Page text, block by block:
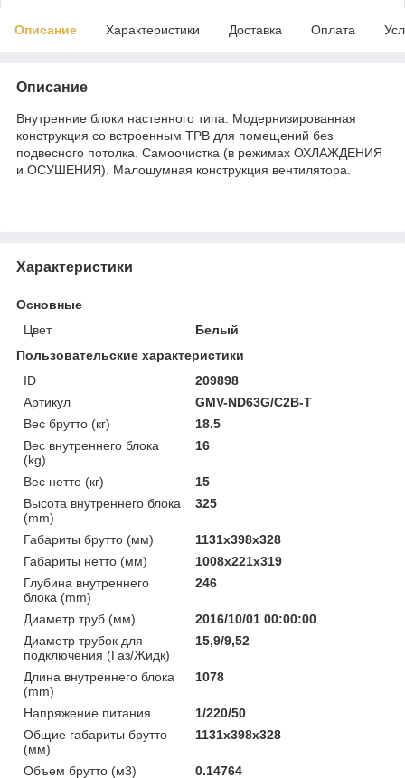
Описание Характеристики Доставка Оплата
Описание
Внутренние блоки настенного типа. Модернизированная
конструкция со встроенным ТРВ для помещений без
подвесного потолка. Самоочистка (в режимах ОХЛАЖДЕНИЯ
и ОСУШЕНИЯ). Малошумная конструкция вентилятора.
Характеристики
Основные
Цвет
Белый
Пользовательские характеристики
ID
209898
Артикул
GMV-ND63G/C2B-T
Вес брутто (кг)
18.5
Вес внутреннего блока
(kg)
16
Вес нетто (кг)
15
Высота внутреннего блока
(mm)
325
Габариты брутто (мм)
1131x398x328
Габариты нетто (мм)
1008x221x319
Глубина внутреннего
блока (mm)
246
Диаметр труб (мм)
2016/10/01 00:00:00
Диаметр трубок для
подключения (Газ/Жидк)
15,9/9,52
Длина внутреннего блока
(mm)
1078
Напряжение питания
1/220/50
Общие габариты брутто
(мм)
1131x398x328
Объем брутто (м3)
0.14764